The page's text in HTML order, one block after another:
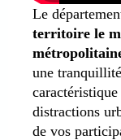
Le
territoire le
une
distractions
de vos